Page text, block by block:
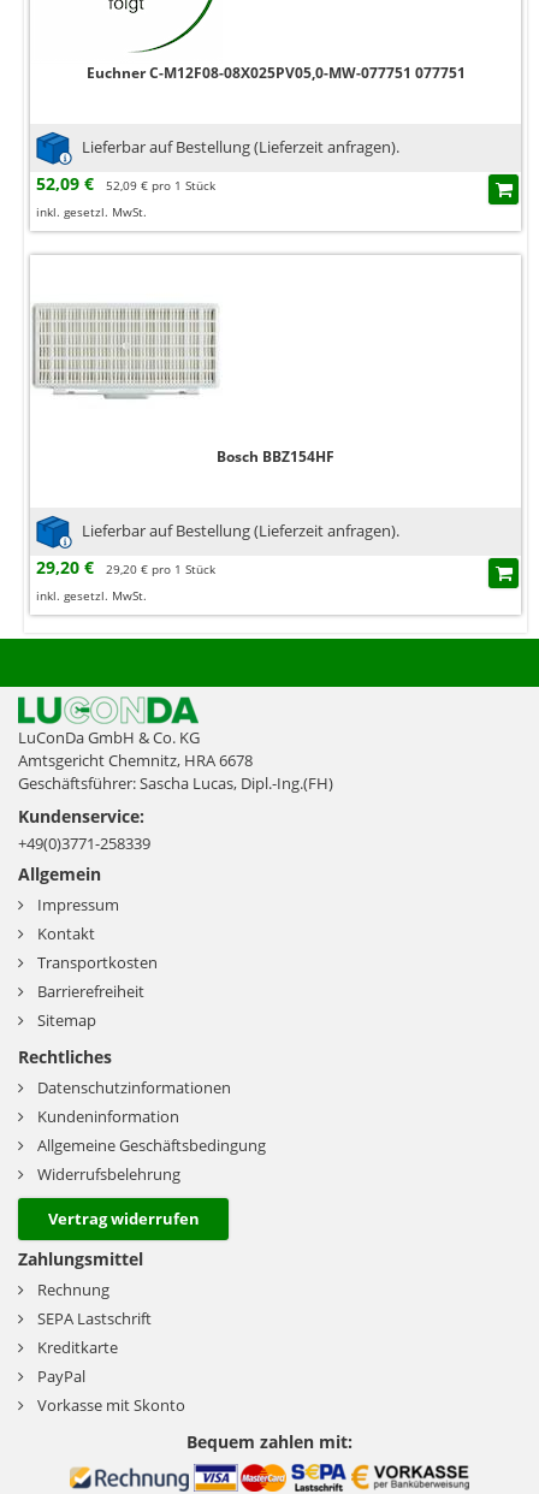
Euchner C-M12F08-08X025PV05,0-MW-077751 077751
Lieferbar auf Bestellung (Lieferzeit anfragen).
52,09 €
52,09 € pro 1 Stück
inkl. gesetzl. MwSt.
Bosch BBZ154HF
Lieferbar auf Bestellung (Lieferzeit anfragen).
29,20 €
29,20 € pro 1 Stück
inkl. gesetzl. MwSt.
LuConDa GmbH & Co. KG
Amtsgericht Chemnitz, HRA 6678
Geschäftsführer: Sascha Lucas, Dipl.-Ing.(FH)
Kundenservice:
+49(0)3771-258339
Allgemein
Impressum
Kontakt
Transportkosten
Barrierefreiheit
Sitemap
Rechtliches
Datenschutzinformationen
Kundeninformation
Allgemeine Geschäftsbedingung
Widerrufsbelehrung
Vertrag widerrufen
Zahlungsmittel
Rechnung
SEPA Lastschrift
Kreditkarte
PayPal
Vorkasse mit Skonto
Bequem zahlen mit: